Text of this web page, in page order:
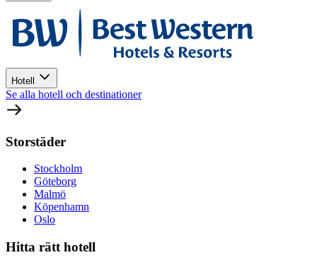
Hotell
Se alla hotell och destinationer
Storstäder
Stockholm
Göteborg
Malmö
Köpenhamn
Oslo
Hitta rätt hotell